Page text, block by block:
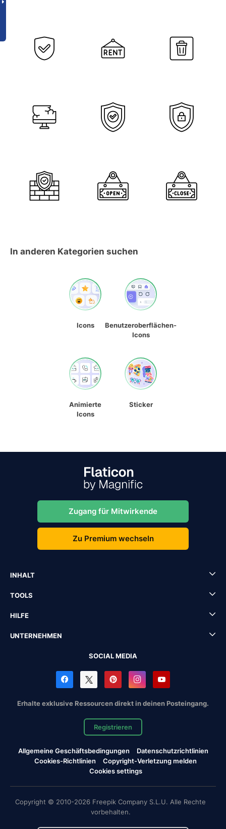
In anderen Kategorien suchen
Icons
Benutzeroberflächen-
Icons
Animierte
Icons
Sticker
Zugang für Mitwirkende
Zu Premium wechseln
INHALT
TOOLS
HILFE
UNTERNEHMEN
SOCIAL MEDIA
Erhalte exklusive Ressourcen direkt in deinen Posteingang.
Registrieren
Allgemeine Geschäftsbedingungen
Datenschutzrichtlinien
Cookies-Richtlinien
Copyright-Verletzung melden
Cookies settings
Copyright © 2010-2026 Freepik Company S.L.U. Alle Rechte
vorbehalten.